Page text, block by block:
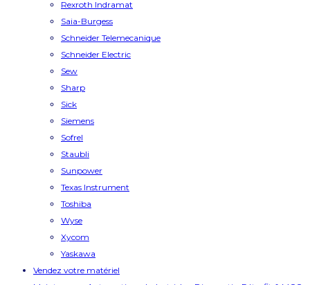
Rexroth Indramat
Saia-Burgess
Schneider Telemecanique
Schneider Electric
Sew
Sharp
Sick
Siemens
Sofrel
Staubli
Sunpower
Texas Instrument
Toshiba
Wyse
Xycom
Yaskawa
Vendez votre matériel